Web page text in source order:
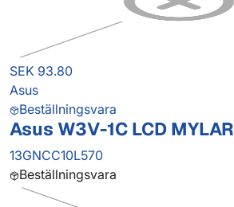
SEK 93.80
Asus
Beställningsvara
Asus W3V-1C LCD MYLAR
13GNCC10L570
Beställningsvara